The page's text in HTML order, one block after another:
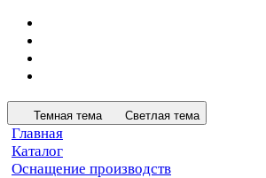
Темная тема Светлая тема
Главная
Каталог
Оснащение производств